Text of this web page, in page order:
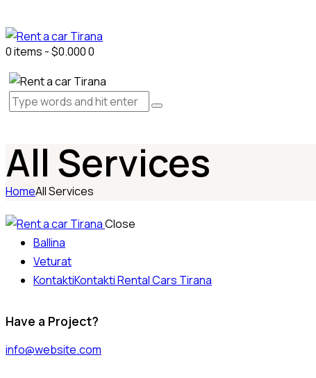
0 items -$0.0000
All Services
HomeAll Services
Close
Ballina
Veturat
KontaktiKontakti Rental Cars Tirana
Have a Project?
info@website.com